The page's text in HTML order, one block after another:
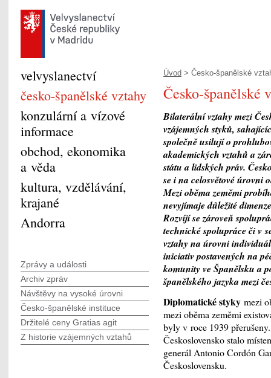
Úvod > Česko-španělské
Česko-španělské
Bilaterální vztahy mezi
vzájemných styků,
společně usilují o
akademických vztahů a
státu a lidských práv.
se i na celosvětové úrovni
Mezi oběma zeměmi
nevyjímaje důležité
Rozvíjí se zároveň
technické spolupráce či v
vztahy na úrovni
iniciativ postavených na
komunity ve Španělsku a
španělského jazyka mezi
Diplomatické styky mezi
mezi oběma zeměmi
byly v roce 1939
Československo stalo
generál Antonio Cordón
Československu.
velvyslanectví
česko-španělské vztahy
konzulární a vízové
informace
obchod, ekonomika
a věda
kultura, vzdělávání,
krajané
Andorra
Zprávy a události
Archiv zpráv
Návštěvy na vysoké úrovni
Česko-španělské instituce
Držitelé ceny Gratias agit
Z historie vzájemných vztahů